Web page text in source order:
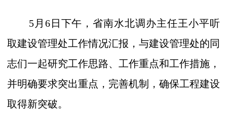
5月 6日下午，省南水北调办主任王小平听
取建设管理处工作情况汇报，与建设管理处的同
志们一起研究工作思路、工作重点和工作措施，
并明确要求突出重点，完善机制，确保工程建设
取得新突破。